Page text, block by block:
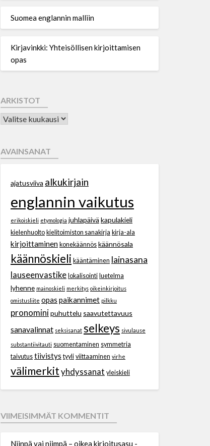
Suomea englannin malliin
Kirjavinkki: Yhteisöllisen kirjoittamisen
opas
ARKISTOT
AVAINSANAT
ajatusviiva alkukirjain
englannin vaikutus
erikoiskieli etymologia juhlapäivä kapulakieli
kielenhuolto kielitoimiston sanakirja kirja-ala
kirjoittaminen konekäännös käännösala
käännöskieli kääntäminen lainasana
lauseenvastike lokalisointi luetelma
lyhenne mainoskieli merkitys oikeinkirjoitus
omistusliite opas paikannimet pilkku
pronominipuhuttelu saavutettavuus
sanavalinnat seksisanat selkeys sivulause
substantiivitauti suomentaminen symmetria
taivutus tiivistys tyyli viittaaminen virhe
välimerkityhdyssanat yleiskieli
VIIMEISIMMÄT KOMMENTIT
Niinpä vai niimpä – oikea kirjoitusasu -